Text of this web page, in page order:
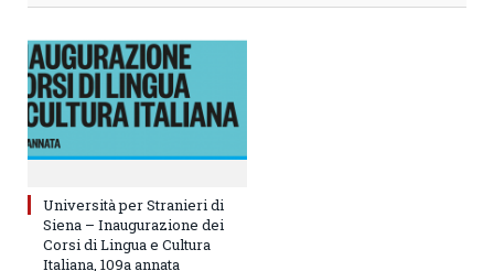
Università per Stranieri di
Siena – Inaugurazione dei
Corsi di Lingua e Cultura
Italiana, 109a annata